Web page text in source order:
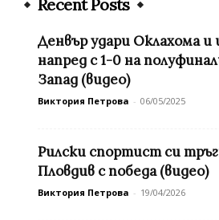
Recent Posts
Денвър удари Оклахома и
напред с 1-0 на
Запад (видео)
Виктория Петрова - 06/05/2025
Рилски спортист си
Пловдив с победа (видео)
Виктория Петрова - 19/04/2026